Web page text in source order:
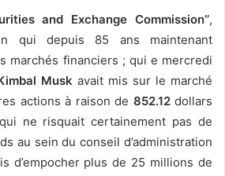
and Exchange Commission’’,
qui depuis 85 ans maintenant
marchés financiers ; qui e mercredi
Musk avait mis sur le marché
actions à raison de 852.12dollars
ne risquait certainement pas de
au sein du conseil d’administration
d’empocher plus de 25 millions de